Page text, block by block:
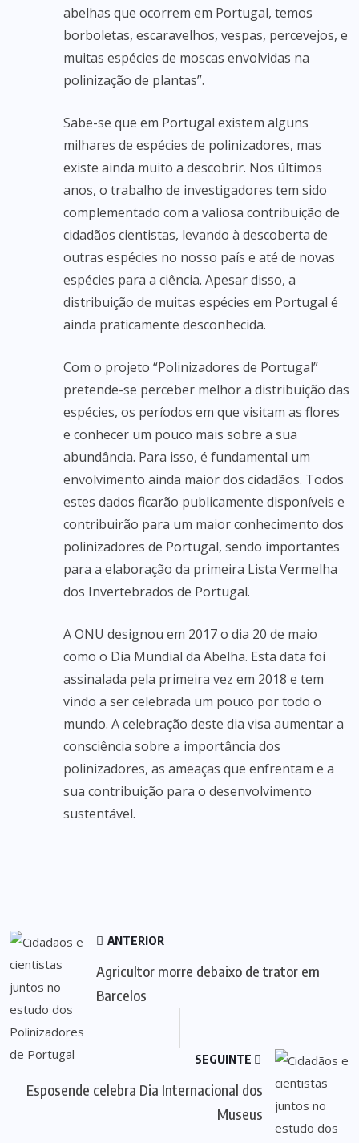
abelhas que ocorrem em Portugal, temos
borboletas, escaravelhos, vespas, percevejos, e
muitas espécies de moscas envolvidas na
polinização de plantas”.
Sabe-se que em Portugal existem alguns
milhares de espécies de polinizadores, mas
existe ainda muito a descobrir. Nos últimos
anos, o trabalho de investigadores tem sido
complementado com a valiosa contribuição de
cidadãos cientistas, levando à descoberta de
outras espécies no nosso país e até de novas
espécies para a ciência. Apesar disso, a
distribuição de muitas espécies em Portugal é
ainda praticamente desconhecida.
Com o projeto “Polinizadores de Portugal”
pretende-se perceber melhor a distribuição das
espécies, os períodos em que visitam as flores
e conhecer um pouco mais sobre a sua
abundância. Para isso, é fundamental um
envolvimento ainda maior dos cidadãos. Todos
estes dados ficarão publicamente disponíveis e
contribuirão para um maior conhecimento dos
polinizadores de Portugal, sendo importantes
para a elaboração da primeira Lista Vermelha
dos Invertebrados de Portugal.
A ONU designou em 2017 o dia 20 de maio
como o Dia Mundial da Abelha. Esta data foi
assinalada pela primeira vez em 2018 e tem
vindo a ser celebrada um pouco por todo o
mundo. A celebração deste dia visa aumentar a
consciência sobre a importância dos
polinizadores, as ameaças que enfrentam e a
sua contribuição para o desenvolvimento
sustentável.
ANTERIOR
Agricultor morre debaixo de trator em
Barcelos
SEGUINTE
Esposende celebra Dia Internacional dos
Museus